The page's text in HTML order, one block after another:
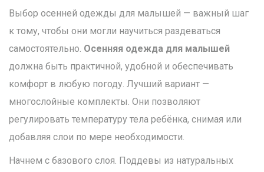
Выбор осенней одежды для малышей — важный шаг
к тому, чтобы они могли научиться раздеваться
самостоятельно. Осенняя одежда для малышей
должна быть практичной, удобной и обеспечивать
комфорт в любую погоду. Лучший вариант —
многослойные комплекты. Они позволяют
регулировать температуру тела ребёнка, снимая или
добавляя слои по мере необходимости.
Начнем с базового слоя. Поддевы из натуральных